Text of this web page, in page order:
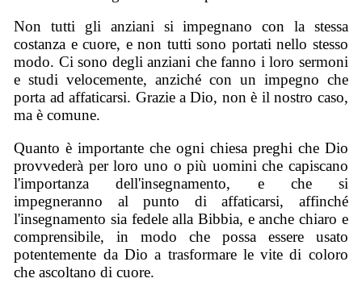
Non tutti gli anziani si impegnano con la stessa
costanza e cuore, e non tutti sono portati nello stesso
modo. Ci sono degli anziani che fanno i loro sermoni
e studi velocemente, anziché con un impegno che
porta ad affaticarsi. Grazie a Dio, non è il nostro caso,
ma è comune.
Quanto è importante che ogni chiesa preghi che Dio
provvederà per loro uno o più uomini che capiscano
l'importanza dell'insegnamento, e che si
impegneranno al punto di affaticarsi, affinché
l'insegnamento sia fedele alla Bibbia, e anche chiaro e
comprensibile, in modo che possa essere usato
potentemente da Dio a trasformare le vite di coloro
che ascoltano di cuore.